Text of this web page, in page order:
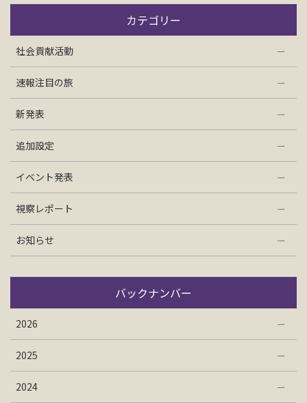
お問い合わせ
資料請求
検索
カテゴリー
社会貢献活動
速報注目の旅
新発表
追加設定
イベント発表
視察レポート
お知らせ
バックナンバー
2026
2025
2024